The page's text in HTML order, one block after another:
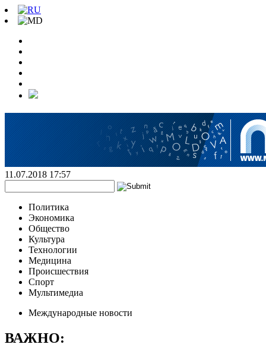
11.07.2018 17:57
Политика
Экономика
Общество
Культура
Технологии
Медицина
Происшествия
Спорт
Мультимедиа
Международные новости
ВАЖНО: